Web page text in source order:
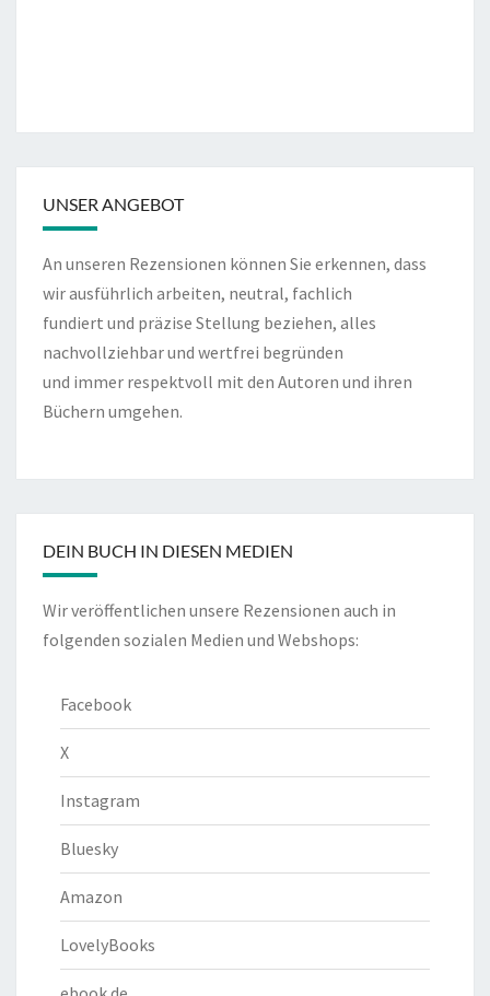
UNSER ANGEBOT
An unseren Rezensionen können Sie erkennen, dass
wir ausführlich arbeiten, neutral, fachlich
fundiert und präzise Stellung beziehen, alles
nachvollziehbar und wertfrei begründen
und immer respektvoll mit den Autoren und ihren
Büchern umgehen.
DEIN BUCH IN DIESEN MEDIEN
Wir veröffentlichen unsere Rezensionen auch in
folgenden sozialen Medien und Webshops:
Facebook
X
Instagram
Bluesky
Amazon
LovelyBooks